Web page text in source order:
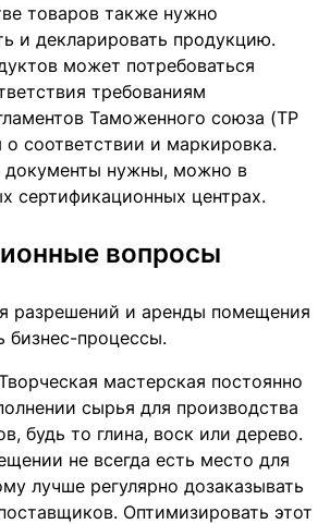
товаров также нужно
и декларировать продукцию.
может потребоваться
требованиям
Таможенного союза (ТР
соответствии и маркировка.
документы нужны, можно в
сертификационных центрах.
вопросы
разрешений и аренды помещения
бизнес-процессы.
мастерская постоянно
сырья для производства
будь то глина, воск или дерево.
не всегда есть место для
лучше регулярно дозаказывать
Оптимизировать этот